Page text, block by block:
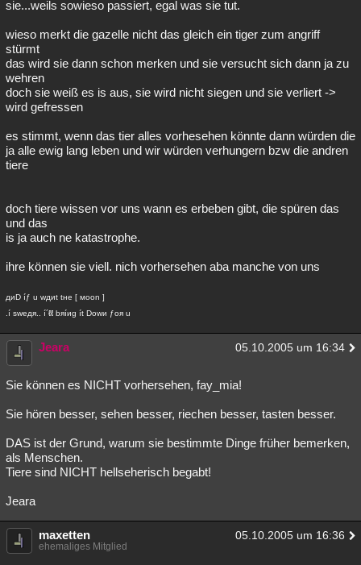
sie...weils sowieso passiert, egal was sie tut.
wieso merkt die gazelle nicht das gleich ein tiger zum angriff
stürmt
das wird sie dann schon merken und sie versucht sich dann ja zu
wehren
doch sie weiß es is aus, sie wird nicht siegen und sie verliert ->
wird gefressen
es stimmt, wenn das tier alles vorhesehen könnte dann würden die
ja alle ewig lang leben und wir würden verhungern bzw die andren
tiere
doch tiere wissen vor uns wann es erbeben gibt, die spüren das
und das
is ja auch ne katastrophe.
ihre können sie viell. nich vorhersehen aba manche von uns
диD íƒ u wдиt tнe [ мoon ]
.í sweдя.. í´ℓℓ bяíиg ít Dowи ƒoя u
Jeara 05.10.2005 um 16:34
Sie können es NICHT vorhersehen, fay_mia!
Sie hören besser, sehen besser, riechen besser, tasten besser.
DAS ist der Grund, warum sie bestimmte Dinge früher bemerken,
als Menschen.
Tiere sind NICHT hellseherisch begabt!
Jeara
maxetten 05.10.2005 um 16:36
ehemaliges Mitglied